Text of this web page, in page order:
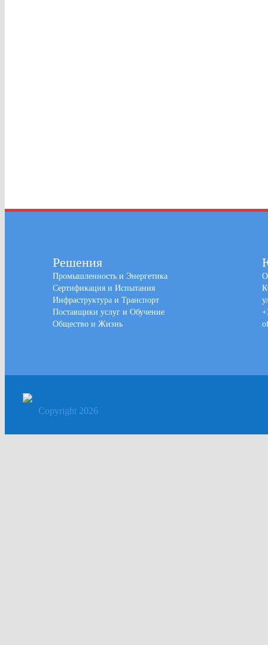
Решения
Промышленность и Энергетика
Сертификация и Испытания
Инфраструктура и Транспорт
Поставщики услуг и Обучение
Общество и Жизнь
Copyright 2026